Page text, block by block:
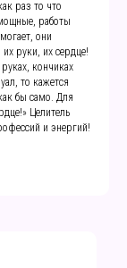
раз то что
работы
они
руки, их сердце!
кончиках
то кажется
бы само. Для
Целитель
и энергий!